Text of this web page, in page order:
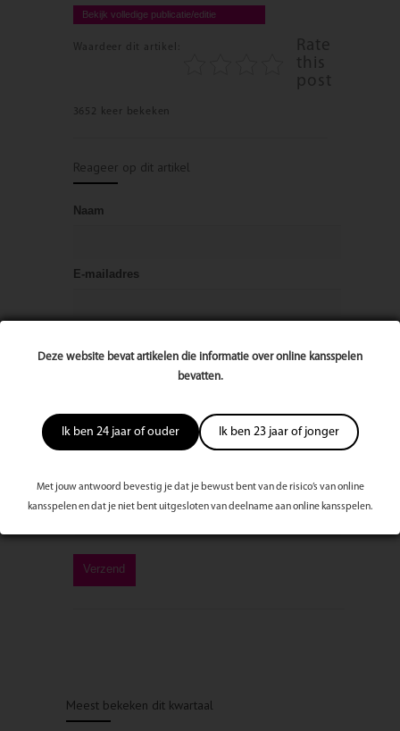
Deze website bevat artikelen die informatie over online kansspelen
bevatten.
Ik ben 24 jaar of ouder Ik ben 23 jaar of jonger
Met jouw antwoord bevestig je dat je bewust bent van de risico’s van online
kansspelen en dat je niet bent uitgesloten van deelname aan online kansspelen.
Bekijk volledige publicatie/editie
Waardeer dit artikel:
Rate
this
post
3652 keer bekeken
Reageer op dit artikel
Naam
E-mailadres
Meest bekeken dit kwartaal